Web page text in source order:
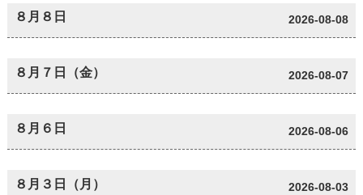
８月８日 2026-08-08
８月７日（金） 2026-08-07
８月６日 2026-08-06
８月３日（月） 2026-08-03